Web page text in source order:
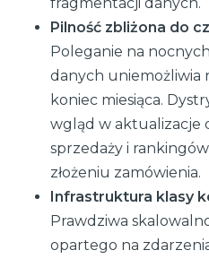
Pilność zbliżona do
Poleganie na
danych uniemożliwia
koniec miesiąca.
wgląd w aktualizacje
sprzedaży i
złożeniu zamówienia.
Infrastruktura klasy
Prawdziwa
opartego na